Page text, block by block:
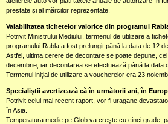
prestate şi al mărcilor reprezentate.
Valabilitatea tichetelor valorice din programul
Potrivit Ministrului Mediului, termenul de utilizare a
programului Rabla a fost prelungit până la data de 12
Astfel, ultima cerere de decontare se poate depune,
decembrie, iar decontarea se efectuează până la data
Termenul iniţial de utilizare a voucherelor era 23
Specialiştii avertizează că în următorii ani, în
Potrivit celui mai recent raport, vor fi uragane
în Asia.
Temperatura medie pe Glob va creşte cu cinci grade,